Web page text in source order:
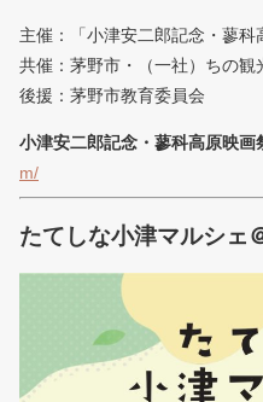
主催：「小津安二郎記念・蓼科
共催：茅野市・（一社）ちの観
後援：茅野市教育委員会
小津安二郎記念・蓼科高原映画
m/
たてしな小津マルシェ